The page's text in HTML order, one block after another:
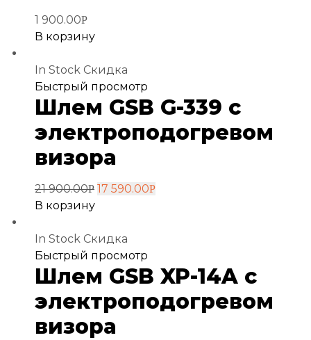
1 900.00Р
В корзину
In Stock Скидка
Добавить
в
Быстрый просмотр
Шлем GSB G-339 c
электроподогревом
визора
21 900.00Р 17 590.00Р
В корзину
In Stock Скидка
Добавить
в
Быстрый просмотр
Шлем GSB XP-14A с
электроподогревом
визора